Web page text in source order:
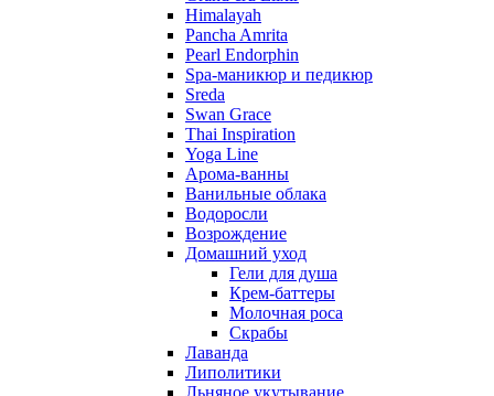
Himalayah
Pancha Amrita
Pearl Endorphin
Spa-маникюр и педикюр
Sreda
Swan Grace
Thai Inspiration
Yoga Line
Арома-ванны
Ванильные облака
Водоросли
Возрождение
Домашний уход
Гели для душа
Крем-баттеры
Молочная роса
Скрабы
Лаванда
Липолитики
Льняное укутывание